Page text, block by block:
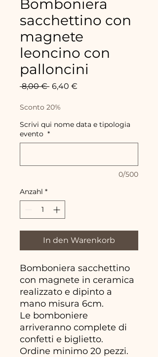
Bomboniera
sacchettino con
magnete
leoncino con
palloncini
8,00 € Standardpreis
6,40 €
Sconto 20%
Scrivi qui nome data e tipologia
evento *
0/500
Anzahl *
In den Warenkorb
Bomboniera sacchettino
con magnete in ceramica
realizzato e dipinto a
mano misura 6cm.
Le bomboniere
arriveranno complete di
confetti e biglietto.
Ordine minimo 20 pezzi.